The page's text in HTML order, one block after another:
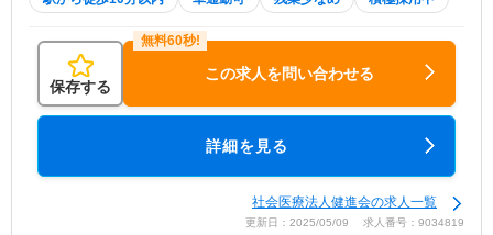
保存する
この求人を問い合わせる
詳細を見る
社会医療法人健進会の求人一覧
更新日：2025/05/09 求人番号：9034819